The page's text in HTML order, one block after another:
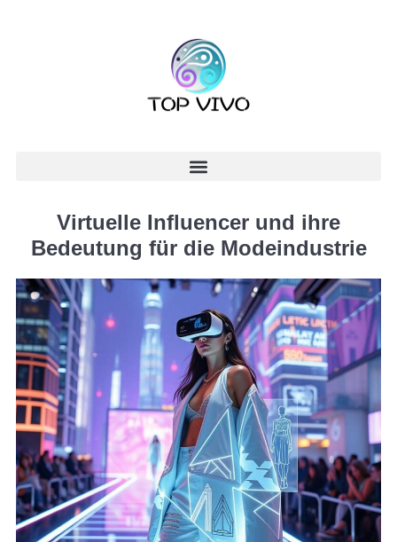
Virtuelle Influencer und ihre
Bedeutung für die Modeindustrie